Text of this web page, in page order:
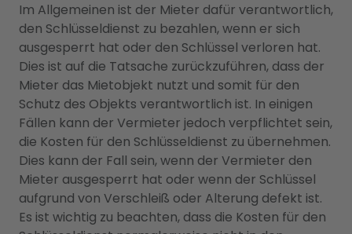
Im Allgemeinen ist der Mieter dafür verantwortlich,
den Schlüsseldienst zu bezahlen, wenn er sich
ausgesperrt hat oder den Schlüssel verloren hat.
Dies ist auf die Tatsache zurückzuführen, dass der
Mieter das Mietobjekt nutzt und somit für den
Schutz des Objekts verantwortlich ist. In einigen
Fällen kann der Vermieter jedoch verpflichtet sein,
die Kosten für den Schlüsseldienst zu übernehmen.
Dies kann der Fall sein, wenn der Vermieter den
Mieter ausgesperrt hat oder wenn der Schlüssel
aufgrund von Verschleiß oder Alterung defekt ist.
Es ist wichtig zu beachten, dass die Kosten für den